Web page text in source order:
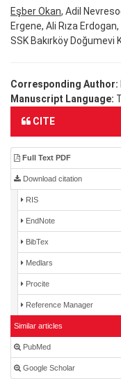
Eşber Okan, Adil
Ergene, Ali Rıza
SSK Bakırköy Doğumevi
Corresponding Author:
Manuscript Language:
CITE
Full Text PDF
Download citation
RIS
EndNote
BibTex
Medlars
Procite
Reference Manager
Similar articles
PubMed
Google Scholar